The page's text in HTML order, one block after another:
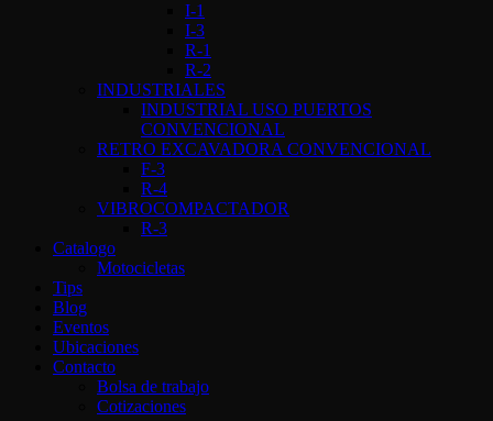
I-1
I-3
R-1
R-2
INDUSTRIALES
INDUSTRIAL USO PUERTOS
CONVENCIONAL
RETRO EXCAVADORA CONVENCIONAL
F-3
R-4
VIBROCOMPACTADOR
R-3
Catalogo
Motocicletas
Tips
Blog
Eventos
Ubicaciones
Contacto
Bolsa de trabajo
Cotizaciones